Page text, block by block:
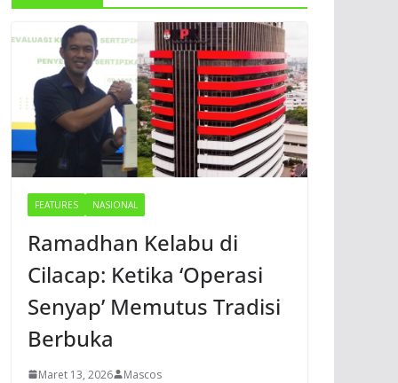
FEATURES NASIONAL
Ramadhan Kelabu di
Cilacap: Ketika ‘Operasi
Senyap’ Memutus Tradisi
Berbuka
Maret 13, 2026 Mascos